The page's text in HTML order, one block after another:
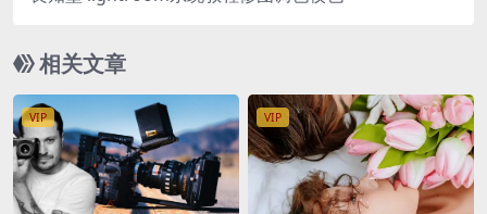
相关文章
VIP VIP